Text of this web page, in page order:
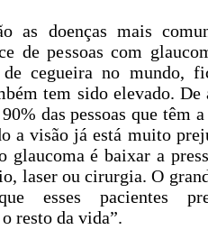
as doenças mais
de pessoas com
cegueira no mundo,
tem sido elevado. De
das pessoas que têm a
a visão já está muito
glaucoma é baixar a
laser ou cirurgia. O
esses pacientes
resto da vida”.